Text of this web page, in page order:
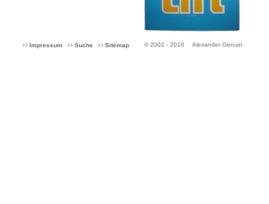
Impressum Suche Sitemap © 2002 - 2010 Alexander Genuin